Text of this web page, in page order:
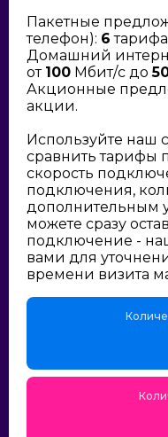
Пакетные
телефон): 6
Домашний
от 100 Мбит/с до
Акционные
акции.
Используйте наш
сравнить тарифы
скорость
подключения,
дополнительным
можете сразу
подключение -
вами для
времени визита